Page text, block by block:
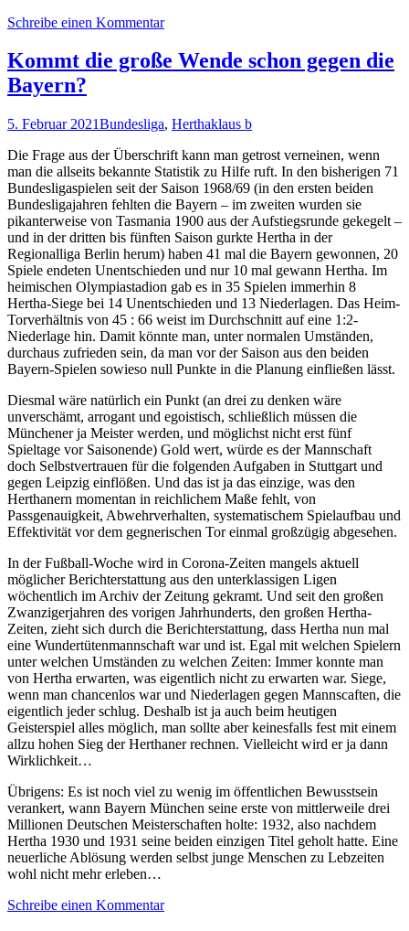
Schreibe einen Kommentar
Kommt die große Wende schon gegen die
Bayern?
5. Februar 2021Bundesliga, Herthaklaus b
Die Frage aus der Überschrift kann man getrost verneinen, wenn
man die allseits bekannte Statistik zu Hilfe ruft. In den bisherigen 71
Bundesligaspielen seit der Saison 1968/69 (in den ersten beiden
Bundesligajahren fehlten die Bayern – im zweiten wurden sie
pikanterweise von Tasmania 1900 aus der Aufstiegsrunde gekegelt –
und in der dritten bis fünften Saison gurkte Hertha in der
Regionalliga Berlin herum) haben 41 mal die Bayern gewonnen, 20
Spiele endeten Unentschieden und nur 10 mal gewann Hertha. Im
heimischen Olympiastadion gab es in 35 Spielen immerhin 8
Hertha-Siege bei 14 Unentschieden und 13 Niederlagen. Das Heim-
Torverhältnis von 45 : 66 weist im Durchschnitt auf eine 1:2-
Niederlage hin. Damit könnte man, unter normalen Umständen,
durchaus zufrieden sein, da man vor der Saison aus den beiden
Bayern-Spielen sowieso null Punkte in die Planung einfließen lässt.
Diesmal wäre natürlich ein Punkt (an drei zu denken wäre
unverschämt, arrogant und egoistisch, schließlich müssen die
Münchener ja Meister werden, und möglichst nicht erst fünf
Spieltage vor Saisonende) Gold wert, würde es der Mannschaft
doch Selbstvertrauen für die folgenden Aufgaben in Stuttgart und
gegen Leipzig einflößen. Und das ist ja das einzige, was den
Herthanern momentan in reichlichem Maße fehlt, von
Passgenauigkeit, Abwehrverhalten, systematischem Spielaufbau und
Effektivität vor dem gegnerischen Tor einmal großzügig abgesehen.
In der Fußball-Woche wird in Corona-Zeiten mangels aktuell
möglicher Berichterstattung aus den unterklassigen Ligen
wöchentlich im Archiv der Zeitung gekramt. Und seit den großen
Zwanzigerjahren des vorigen Jahrhunderts, den großen Hertha-
Zeiten, zieht sich durch die Berichterstattung, dass Hertha nun mal
eine Wundertütenmannschaft war und ist. Egal mit welchen Spielern
unter welchen Umständen zu welchen Zeiten: Immer konnte man
von Hertha erwarten, was eigentlich nicht zu erwarten war. Siege,
wenn man chancenlos war und Niederlagen gegen Mannscaften, die
eigentlich jeder schlug. Deshalb ist ja auch beim heutigen
Geisterspiel alles möglich, man sollte aber keinesfalls fest mit einem
allzu hohen Sieg der Herthaner rechnen. Vielleicht wird er ja dann
Wirklichkeit…
Übrigens: Es ist noch viel zu wenig im öffentlichen Bewusstsein
verankert, wann Bayern München seine erste von mittlerweile drei
Millionen Deutschen Meisterschaften holte: 1932, also nachdem
Hertha 1930 und 1931 seine beiden einzigen Titel geholt hatte. Eine
neuerliche Ablösung werden selbst junge Menschen zu Lebzeiten
wohl nicht mehr erleben…
Schreibe einen Kommentar